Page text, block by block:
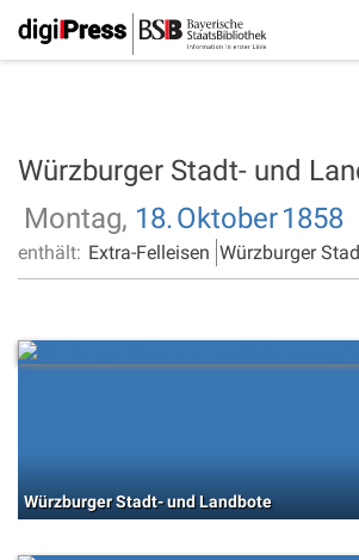
Würzburger Stadt- und
Montag, 18.Oktober1858
enthält: Extra-Felleisen Würzburger
Würzburger Stadt- und Landbote